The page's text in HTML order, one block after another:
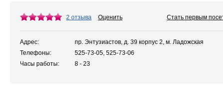
2 отзыва Оценить Стать первым
Адрес:
пр. Энтузиастов, д. 39 корпус 2, м. Ладожская
Телефоны:
525-73-05, 525-73-06
Часы работы:
8 - 23